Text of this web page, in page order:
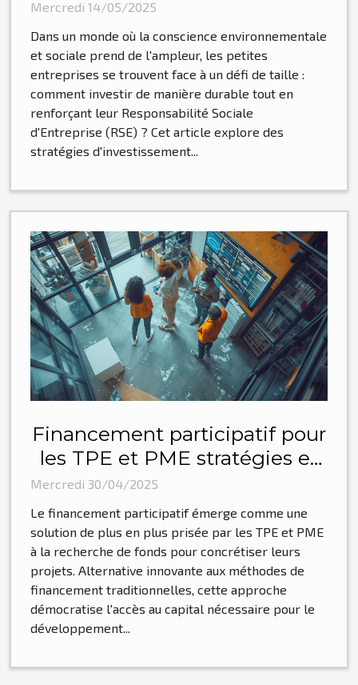
comment booster votre RSE
Mercredi 14/05/2025
Dans un monde où la conscience environnementale
et sociale prend de l'ampleur, les petites
entreprises se trouvent face à un défi de taille :
comment investir de manière durable tout en
renforçant leur Responsabilité Sociale
d'Entreprise (RSE) ? Cet article explore des
stratégies d'investissement...
Financement participatif pour
les TPE et PME stratégies et
plateformes recommandées
Mercredi 30/04/2025
Le financement participatif émerge comme une
solution de plus en plus prisée par les TPE et PME
à la recherche de fonds pour concrétiser leurs
projets. Alternative innovante aux méthodes de
financement traditionnelles, cette approche
démocratise l'accès au capital nécessaire pour le
développement...